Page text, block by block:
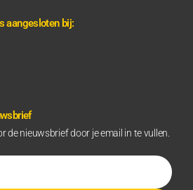
aangesloten bij:
de nieuwsbrief door je email in te vullen.